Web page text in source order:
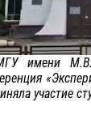
имени М.В.
участие